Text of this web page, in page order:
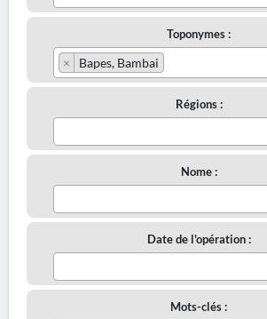
Toponymes :
× Bapes, Bambai
Régions :
Nome :
Date de l'opération :
Mots-clés :